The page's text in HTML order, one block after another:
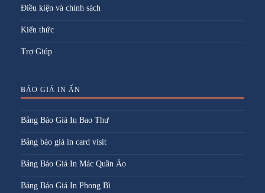
Điều kiện và chính sách
Kiến thức
Trợ Giúp
BÁO GIÁ IN ẤN
Bảng Báo Giá In Bao Thư
Bảng báo giá in card visit
Bảng Báo Giá In Mác Quần Áo
Bảng Báo Giá In Phong Bì